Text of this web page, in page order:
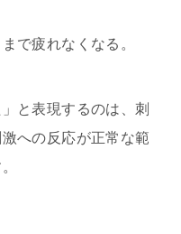
で疲れなくなる。
と表現するのは、刺
への反応が正常な範